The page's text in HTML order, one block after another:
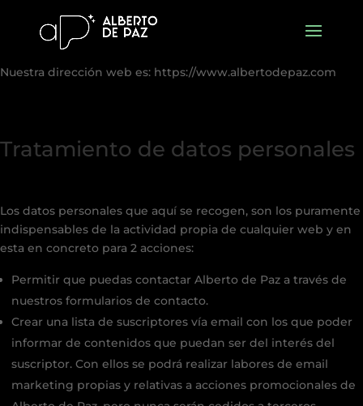
Nuestra dirección web es: https://www.albertodepaz.com
Tratamiento de datos personales
Los datos personales que aquí se recogen, son los puramente
indispensables de la actividad propia de cualquier web y en
esta en concreto para 2 acciones:
Permitir que puedas contactar Alberto de Paz a través de
nuestros formularios de contacto.
Crear una lista de suscriptores vía email con los que poder
informar de contenidos que puedan ser del interés del
suscriptor. Con ellos se podrá realizar labores de email
marketing propias y relativas a acciones promocionales de